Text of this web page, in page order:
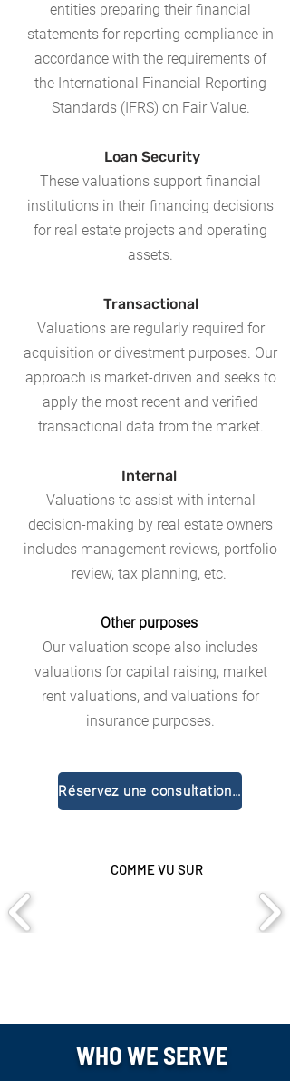
entities preparing their financial
statements for reporting compliance in
accordance with the requirements of
the International Financial Reporting
Standards (IFRS) on Fair Value.
Loan Security
These valuations support financial
institutions in their financing decisions
for real estate projects and operating
assets.
Transactional
Valuations are regularly required for
acquisition or divestment purposes. Our
approach is market-driven and seeks to
apply the most recent and verified
transactional data from the market.
Internal
Valuations to assist with internal
decision-making by real estate owners
includes management reviews, portfolio
review, tax planning, etc.
Other purposes
Our valuation scope also includes
valuations for capital raising, market
rent valuations, and valuations for
insurance purposes.
Réservez une consultation gratuite
COMME VU SUR
WHO WESERVE